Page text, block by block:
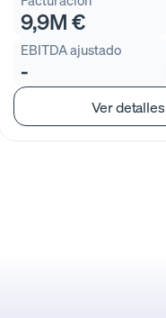
9,9M €
EBITDA ajustado
-
Ver detalles